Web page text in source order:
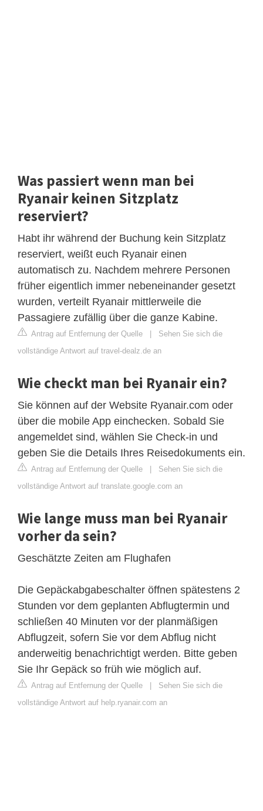
Was passiert wenn man bei
Ryanair keinen Sitzplatz
reserviert?
Habt ihr während der Buchung kein Sitzplatz
reserviert, weißt euch Ryanair einen
automatisch zu. Nachdem mehrere Personen
früher eigentlich immer nebeneinander gesetzt
wurden, verteilt Ryanair mittlerweile die
Passagiere zufällig über die ganze Kabine.
Antrag auf Entfernung der Quelle | Sehen Sie sich die
vollständige Antwort auf travel-dealz.de an
Wie checkt man bei Ryanair ein?
Sie können auf der Website Ryanair.com oder
über die mobile App einchecken. Sobald Sie
angemeldet sind, wählen Sie Check-in und
geben Sie die Details Ihres Reisedokuments ein.
Antrag auf Entfernung der Quelle | Sehen Sie sich die
vollständige Antwort auf translate.google.com an
Wie lange muss man bei Ryanair
vorher da sein?
Geschätzte Zeiten am Flughafen
Die Gepäckabgabeschalter öffnen spätestens 2
Stunden vor dem geplanten Abflugtermin und
schließen 40 Minuten vor der planmäßigen
Abflugzeit, sofern Sie vor dem Abflug nicht
anderweitig benachrichtigt werden. Bitte geben
Sie Ihr Gepäck so früh wie möglich auf.
Antrag auf Entfernung der Quelle | Sehen Sie sich die
vollständige Antwort auf help.ryanair.com an